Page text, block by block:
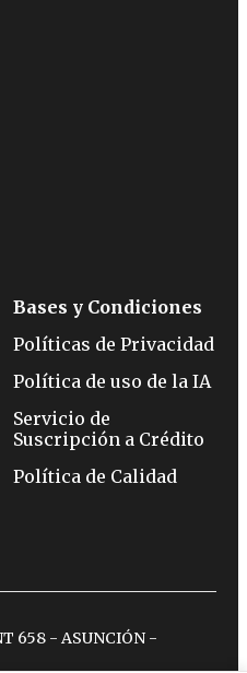
Bases y Condiciones
Políticas de Privacidad
Política de uso de la IA
Servicio de
Suscripción a Crédito
Política de Calidad
658 - ASUNCIÓN -